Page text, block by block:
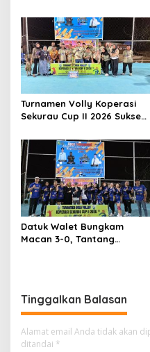
Desak Jalur Alternatif
Segera Dibuka dan
Perbaikan Menyeluruh
Turnamen Volly Koperasi
Sekurau Cup II 2026 Sukses
Olahraga dan Ekonomi
UMKM
Datuk Walet Bungkam
Macan 3-0, Tantang
Tinggalkan Balasan
Alamat email Anda tidak akan
ditandai *